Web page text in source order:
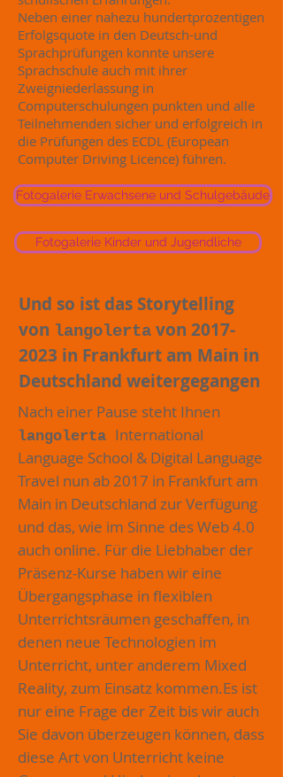
Neben einer nahezu hundertprozentigen
Erfolgsquote in den Deutsch-und
Sprachprüfungen konnte unsere
Sprachschule auch mit ihrer
Zweigniederlassung in
Computerschulungen punkten und alle
Teilnehmenden sicher und erfolgreich in
die Prüfungen des ECDL (European
Computer Driving Licence) führen.
Fotogalerie Erwachsene und Schulgebäude
Fotogalerie Kinder und Jugendliche
Und so ist das Storytelling
von langolerta von 2017-
2023 in Frankfurt am Main in
Deutschland weitergegangen
Nach einer Pause steht Ihnen
langolerta International
Language School & Digital Language
Travel nun ab 2017 in Frankfurt am
Main in Deutschland zur Verfügung
und das, wie im Sinne des Web 4.0
auch online. Für die Liebhaber der
Präsenz-Kurse haben wir eine
Übergangsphase in flexiblen
Unterrichtsräumen geschaffen, in
denen neue Technologien im
Unterricht, unter anderem Mixed
Reality, zum Einsatz kommen.Es ist
nur eine Frage der Zeit bis wir auch
Sie davon überzeugen können, dass
diese Art von Unterricht keine